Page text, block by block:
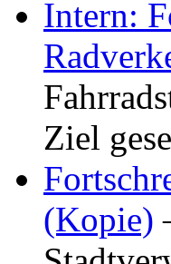
Intern:
Ziel
(Kopie)